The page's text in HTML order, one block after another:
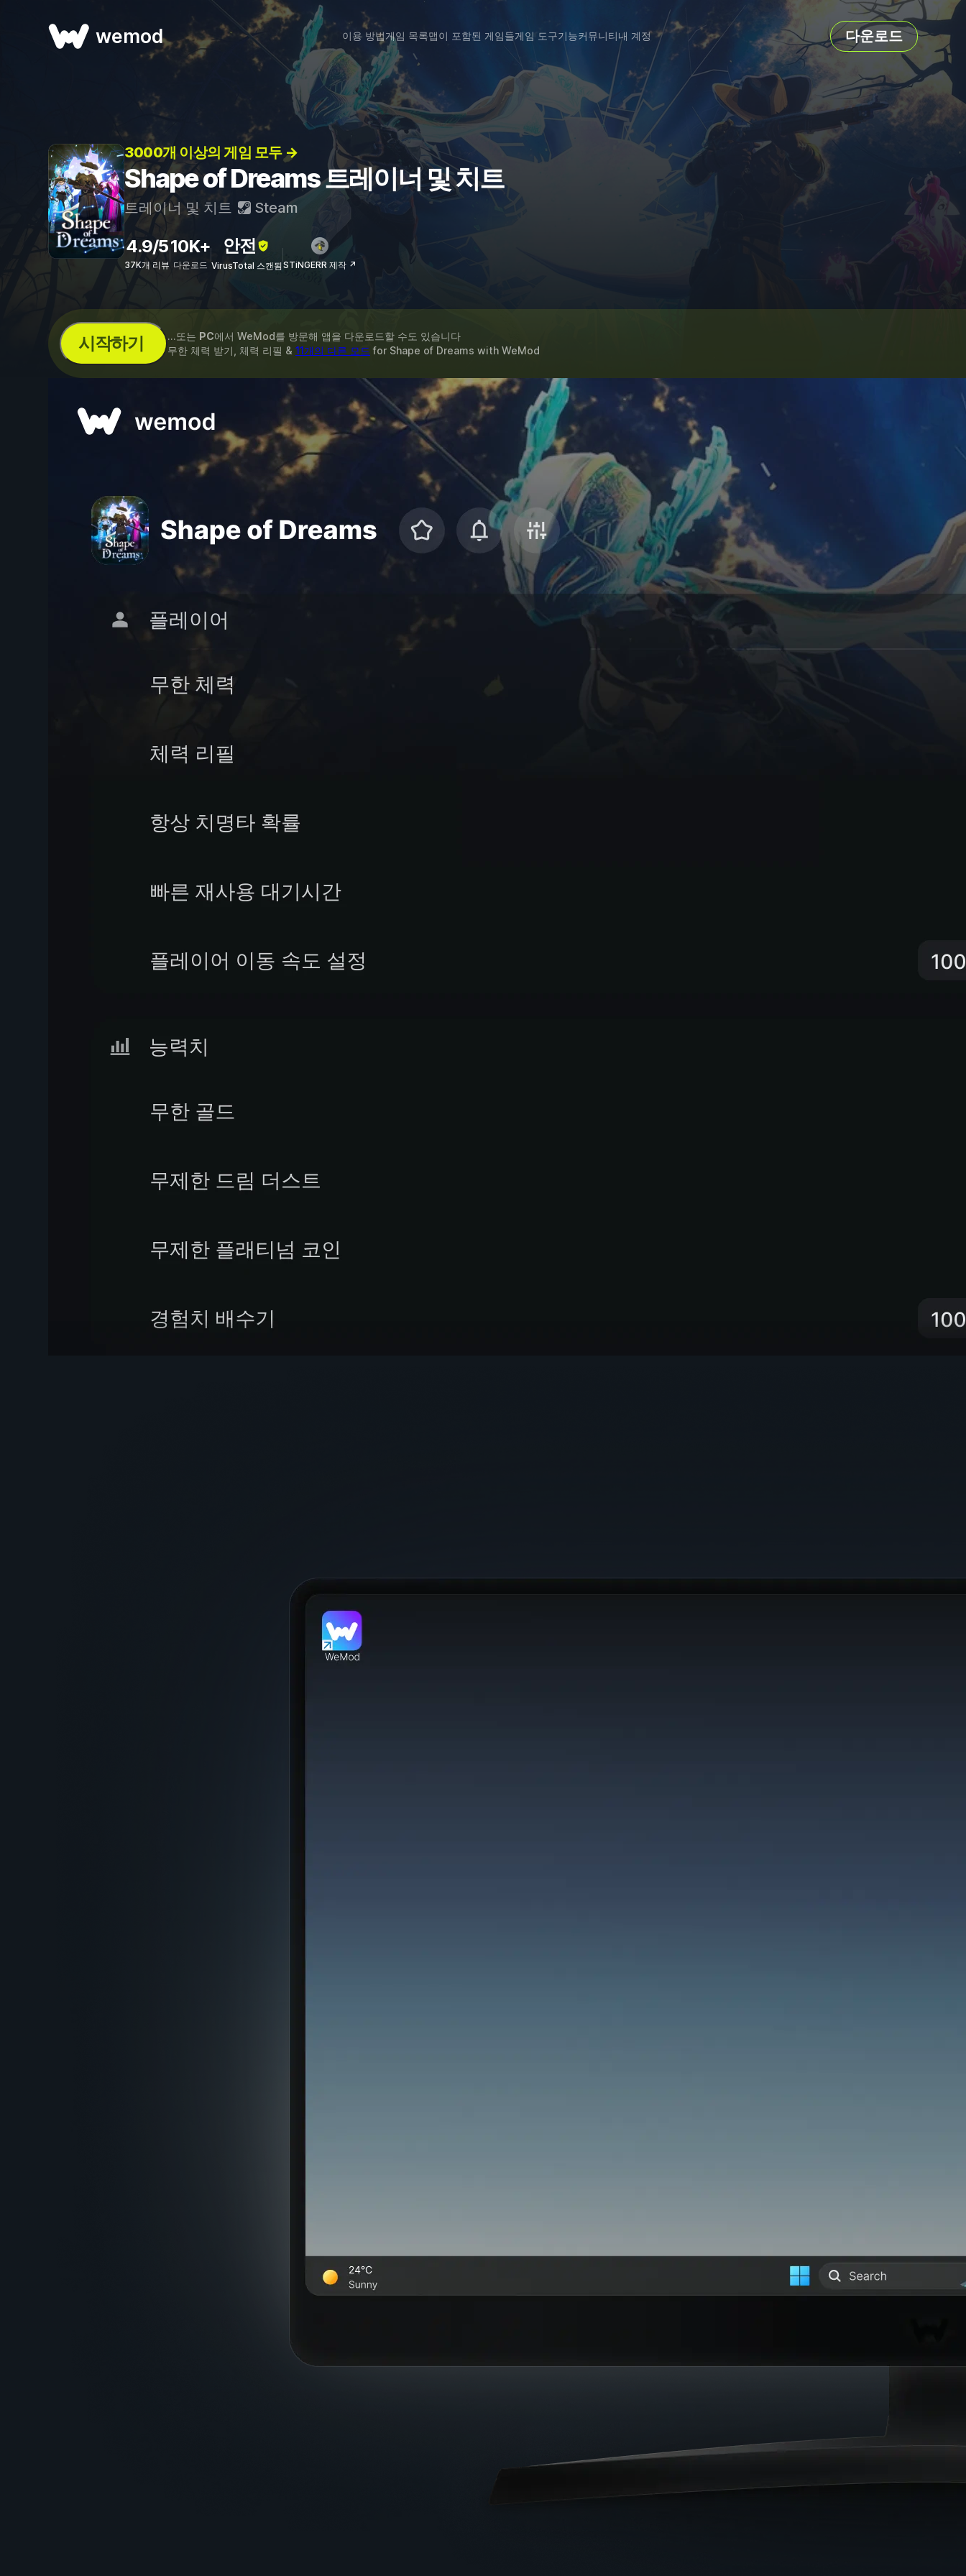
wemod 이용 방법게임 목록맵이 포함된 게임들게임 도구기능커뮤니티내 계정 다운로드
3000개 이상의 게임 모두 →
Shape of Dreams 트레이너 및 치트
트레이너 및 치트 Steam
4.9/5
37K개 리뷰
10K+
다운로드
안전
VirusTotal 스캔됨STiNGERR 제작 ↗
시작하기 ...또는 PC에서 WeMod를 방문해 앱을 다운로드할 수도 있습니다
무한 체력 받기, 체력 리필 & 11개의 다른 모드 for Shape of Dreams with WeMod